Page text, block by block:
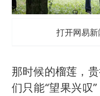
打开网易
那时候的榴莲，
们只能“望果兴叹